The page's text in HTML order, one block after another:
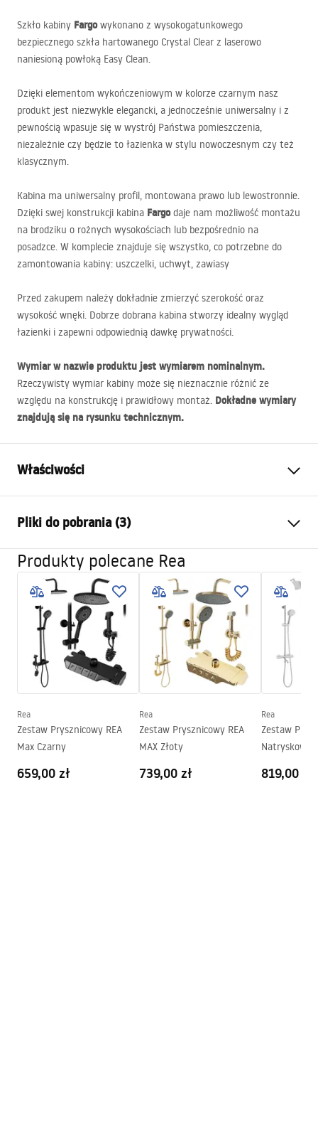
Szkło kabiny Fargowykonano z wysokogatunkowego
bezpiecznego szkła hartowanego Crystal Clear z laserowo
naniesioną powłoką Easy Clean.
Dzięki elementom wykończeniowym w kolorze czarnym nasz
produkt jest niezwykle elegancki, a jednocześnie uniwersalny i z
pewnością wpasuje się w wystrój Państwa pomieszczenia,
niezależnie czy będzie to łazienka w stylu nowoczesnym czy też
klasycznym.
Kabina ma uniwersalny profil, montowana prawo lub lewostronnie.
Dzięki swej konstrukcji kabina Fargodaje nam możliwość montażu
na brodziku o rożnych wysokościach lub bezpośrednio na
posadzce. W komplecie znajduje się wszystko, co potrzebne do
zamontowania kabiny: uszczelki, uchwyt, zawiasy
Przed zakupem należy dokładnie zmierzyć szerokość oraz
wysokość wnęki. Dobrze dobrana kabina stworzy idealny wygląd
łazienki i zapewni odpowiednią dawkę prywatności.
Wymiar w nazwie produktu jest wymiarem nominalnym.
Rzeczywisty wymiar kabiny może się nieznacznie różnić ze
względu na konstrukcję i prawidłowy montaż. Dokładne wymiary
znajdują się na rysunku technicznym.
Właściwości
Kolor
Typ kabiny
Narożna
Szkło
Transparentne 6mm
Sposób otwierania
Uchylny
Wysokość (mm)
1950
mm
Strona
Obustronna
Gwarancja
24 miesiące
Powłoka Easy Clean
Tak, po wewnętrznej stronie
Pliki do pobrania (3)
shower manual
shower manual.pdf
Karta produktu
KABINA PRYSZNICOWA FARGO BLACK.pdf
Instrukcja montażu
Instrukcja Kabina Fargo PL.pdf
Produkty polecane Rea
Rea
Zestaw Prysznicowy REA
Max Czarny
659,00 zł
Rea
Zestaw Prysznicowy REA
MAX Złoty
739,00 zł
Rea
Zestaw
Natryskowy
819,00 zł